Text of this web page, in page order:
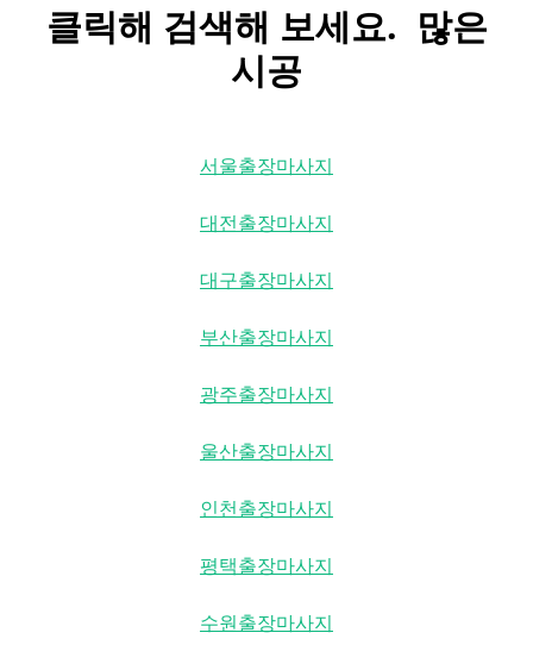
클릭해 검색해 보세요. ​ 많은
시공
서울출장마사지
대전출장마사지
대구출장마사지
부산출장마사지
광주출장마사지
울산출장마사지
인천출장마사지
평택출장마사지
수원출장마사지